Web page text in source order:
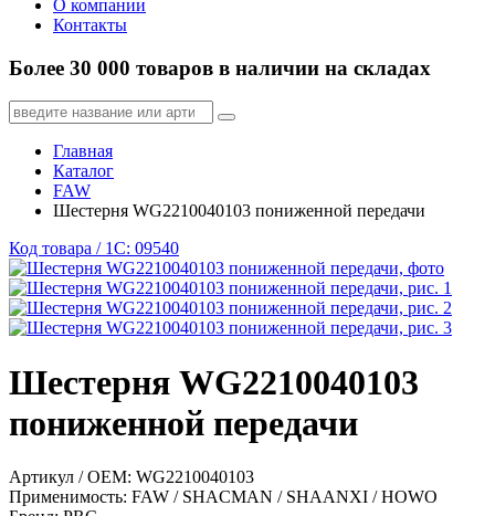
О компании
Контакты
Более 30 000 товаров в наличии на складах
Главная
Каталог
FAW
Шестерня WG2210040103 пониженной передачи
Код товара / 1C: 09540
Шестерня WG2210040103
пониженной передачи
Артикул / OEM: WG2210040103
Применимость: FAW / SHACMAN / SHAANXI / HOWO